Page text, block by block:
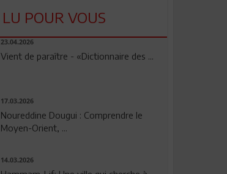
LU POUR VOUS
23.04.2026
Vient de paraître - «Dictionnaire des ...
17.03.2026
Noureddine Dougui : Comprendre le
Moyen-Orient, ...
14.03.2026